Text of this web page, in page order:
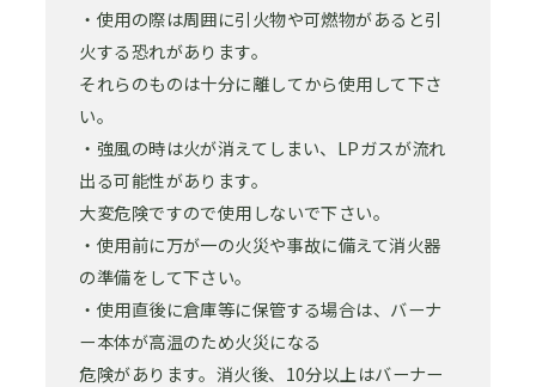
・使用の際は周囲に引火物や可燃物があると引
火する恐れがあります。
それらのものは十分に離してから使用して下さ
い。
・強風の時は火が消えてしまい、LPガスが流れ
出る可能性があります。
大変危険ですので使用しないで下さい。
・使用前に万が一の火災や事故に備えて消火器
の準備をして下さい。
・使用直後に倉庫等に保管する場合は、バーナ
ー本体が高温のため火災になる
危険があります。消火後、10分以上はバーナー